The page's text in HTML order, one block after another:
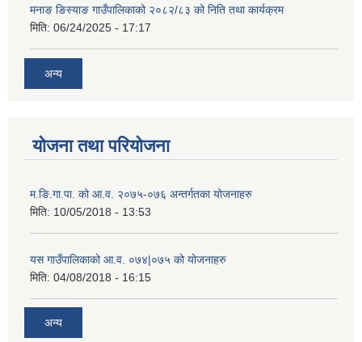
मनाङ ङिस्याङ गाउँपालिकाको २०८२/८३ को निति तथा कार्यक्रम
मिति: 06/24/2025 - 17:17
अन्य
योजना तथा परियोजना
म.ङि.गा.पा. को आ.व. २०७५-०७६ अन्तर्गतका योजनाहरु
मिति: 10/05/2018 - 13:53
यस गाउँपालिकाको आ.व. ०७४|०७५ को योजनाहरु
मिति: 04/08/2018 - 16:15
अन्य